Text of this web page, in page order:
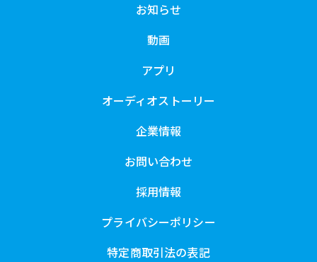
お知らせ
動画
アプリ
オーディオストーリー
企業情報
お問い合わせ
採用情報
プライバシーポリシー
特定商取引法の表記